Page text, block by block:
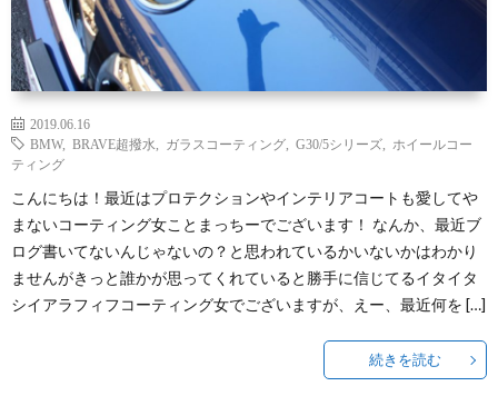
2019.06.16
BMW, BRAVE超撥水 ガラスコーティング G30/5シリーズ
ホイールコー
ティング
こんにちは！最近はプロテクションやインテリアコートも愛してや
まないコーティング女ことまっちーでございます！ なんか、最近ブ
ログ書いてないんじゃないの？と思われているかいないかはわかり
ませんがきっと誰かが思ってくれていると勝手に信じてるイタイタ
シイアラフィフコーティング女でございますが、えー、最近何を […]
続きを読む